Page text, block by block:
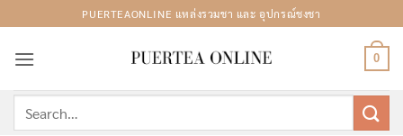
to
content
PUERTEAONLINE แหล่งรวมชา และ อุปกรณ์ชงชา
0
for: